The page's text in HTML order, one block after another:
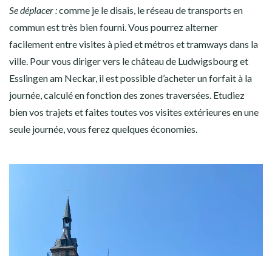
Se déplacer :comme je le disais, le réseau de transports en
commun est très bien fourni. Vous pourrez alterner
facilement entre visites à pied et métros et tramways dans la
ville. Pour vous diriger vers le château de Ludwigsbourg et
Esslingen am Neckar, il est possible d’acheter un forfait à la
journée, calculé en fonction des zones traversées. Etudiez
bien vos trajets et faites toutes vos visites extérieures en une
seule journée, vous ferez quelques économies.